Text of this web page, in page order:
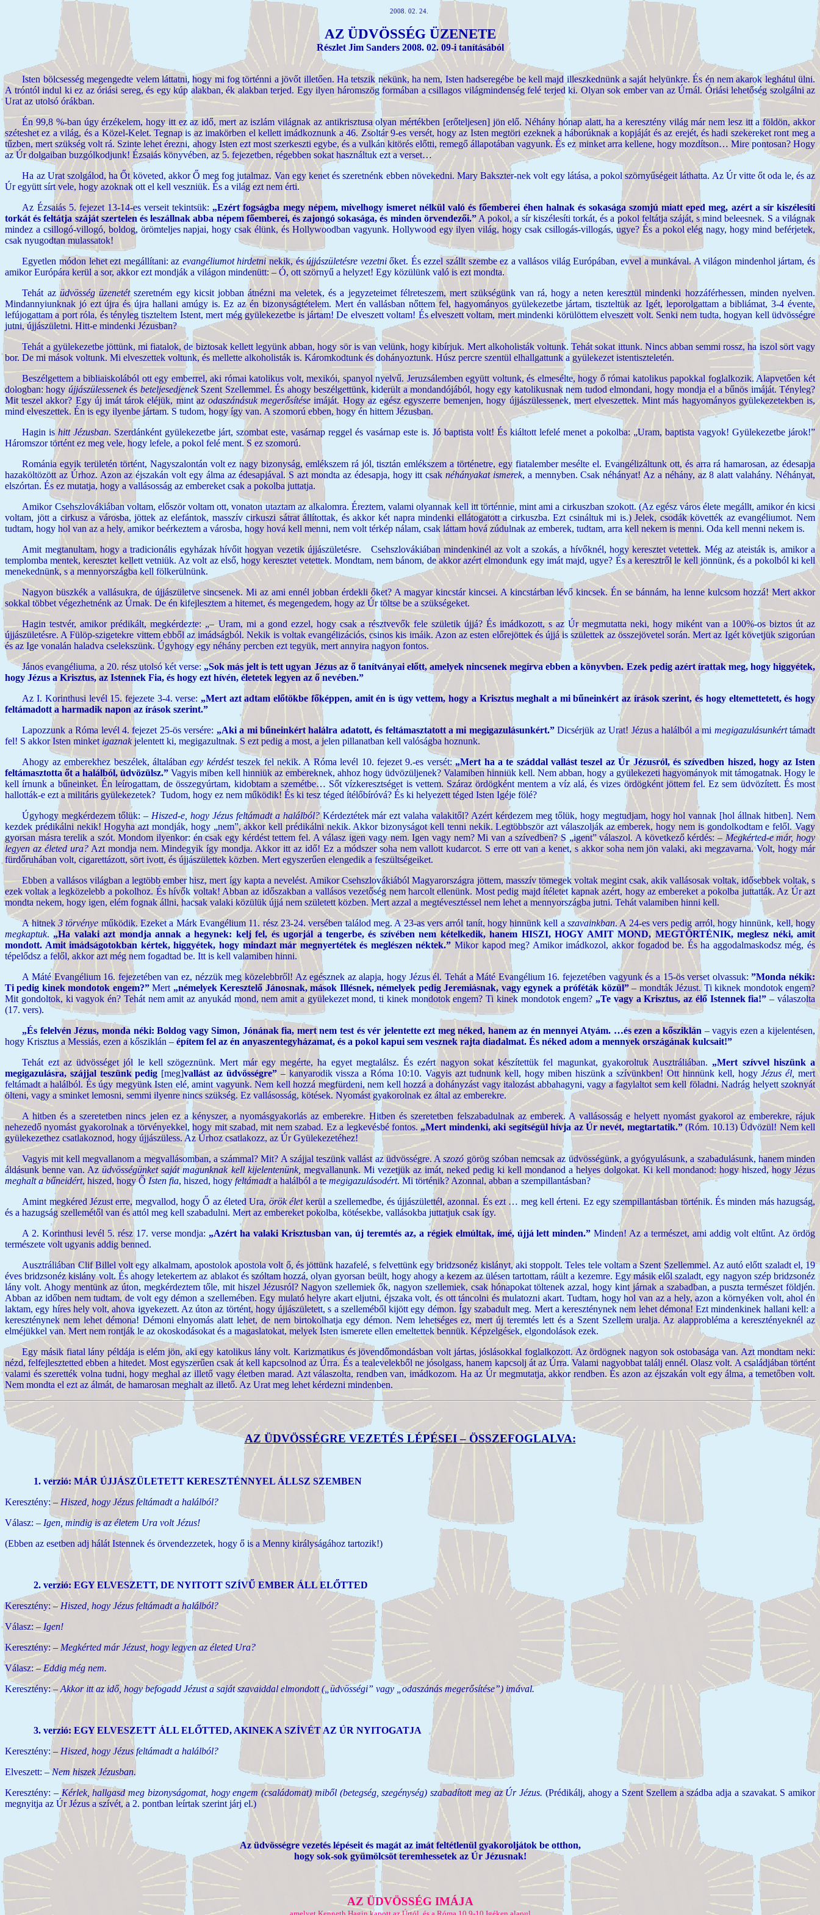
2008. 02. 24.
AZ ÜDVÖSSÉG ÜZENETE
Részlet Jim Sanders 2008. 02. 09-i tanításából
Isten bölcsesség megengedte velem láttatni, hogy mi fog történni a jövőt illetően. Ha tetszik nekünk, ha nem, Isten hadseregébe be kell majd illeszkednünk a saját helyünkre. És én nem akarok leghátul ülni.
A tróntól indul ki ez az óriási sereg, és egy kúp alakban, ék alakban terjed. Egy ilyen háromszög formában a csillagos világmindenség felé terjed ki. Olyan sok ember van az Úrnál. Óriási lehetőség szolgálni az
Urat az utolsó órákban.
Én 99,8 %-ban úgy érzékelem, hogy itt ez az idő, mert az iszlám világnak az antikrisztusa olyan mértékben [erőteljesen] jön elő. Néhány hónap alatt, ha a keresztény világ már nem lesz itt a földön, akkor
széteshet ez a világ, és a Közel-Kelet. Tegnap is az imakörben el kellett imádkoznunk a 46. Zsoltár 9-es versét, hogy az Isten megtöri ezeknek a háborúknak a kopjáját és az erejét, és hadi szekereket ront meg a
tűzben, mert szükség volt rá. Szinte lehet érezni, ahogy Isten ezt most szerkeszti egybe, és a vulkán kitörés előtti, remegő állapotában vagyunk. És ez minket arra kellene, hogy mozdítson… Mire pontosan? Hogy
az Úr dolgaiban buzgólkodjunk! Ézsaiás könyvében, az 5. fejezetben, régebben sokat használtuk ezt a verset…
Ha az Urat szolgálod, ha Őt követed, akkor Ő meg fog jutalmaz. Van egy kenet és szeretnénk ebben növekedni. Mary Bakszter-nek volt egy látása, a pokol szörnyűségeit láthatta. Az Úr vitte őt oda le, és az
Úr együtt sírt vele, hogy azoknak ott el kell veszniük. És a világ ezt nem érti.
Az Ézsaiás 5. fejezet 13-14-es verseit tekintsük: „Ezért fogságba megy népem, mivelhogy ismeret nélkül való és főemberei éhen halnak és sokasága szomjú miatt eped meg, azért a sír kiszélesíti
torkát és feltátja száját szertelen és leszállnak abba népem főemberei, és zajongó sokasága, és minden örvendezői.”A pokol, a sír kiszélesíti torkát, és a pokol feltátja száját, s mind beleesnek. S a világnak
mindez a csillogó-villogó, boldog, örömteljes napjai, hogy csak élünk, és Hollywoodban vagyunk. Hollywood egy ilyen világ, hogy csak csillogás-villogás, ugye? És a pokol elég nagy, hogy mind beférjetek,
csak nyugodtan mulassatok!
Egyetlen módon lehet ezt megállítani: az evangéliumot hirdetninekik, ésújjászületésre vezetniőket. És ezzel szállt szembe ez a vallásos világ Európában, evvel a munkával. A világon mindenhol jártam, és
amikor Európára kerül a sor, akkor ezt mondják a világon mindenütt: – Ó, ott szörnyű a helyzet! Egy közülünk való is ezt mondta.
Tehát azüdvösség üzenetétszeretném egy kicsit jobban átnézni ma veletek, és a jegyzeteimet félreteszem, mert szükségünk van rá, hogy a neten keresztül mindenki hozzáférhessen, minden nyelven.
Mindannyiunknak jó ezt újra és újra hallani amúgy is. Ez az én bizonyságtételem. Mert én vallásban nőttem fel, hagyományos gyülekezetbe jártam, tiszteltük az Igét, leporolgattam a bibliámat, 3-4 évente,
lefújogattam a port róla, és tényleg tiszteltem Istent, mert még gyülekezetbe is jártam! De elveszett voltam! És elveszett voltam, mert mindenki körülöttem elveszett volt. Senki nem tudta, hogyan kell üdvösségre
jutni, újjászületni. Hitt-e mindenki Jézusban?
Tehát a gyülekezetbe jöttünk, mi fiatalok, de biztosak kellett legyünk abban, hogy sör is van velünk, hogy kibírjuk. Mert alkoholisták voltunk. Tehát sokat ittunk. Nincs abban semmi rossz, ha iszol sört vagy
bor. De mi mások voltunk. Mi elveszettek voltunk, és mellette alkoholisták is. Káromkodtunk és dohányoztunk. Húsz percre szentül elhallgattunk a gyülekezet istentiszteletén.
Beszélgettem a bibliaiskolából ott egy emberrel, aki római katolikus volt, mexikói, spanyol nyelvű. Jeruzsálemben együtt voltunk, és elmesélte, hogy ő római katolikus papokkal foglalkozik. Alapvetően két
dologban: hogy újjászülessenekés beteljesedjenekSzent Szellemmel. És ahogy beszélgettünk, kiderült a mondandójából, hogy egy katolikusnak nem tudod elmondani, hogy mondja el a bűnös imáját. Tényleg?
Mit teszel akkor? Egy új imát tárok eléjük, mint azodaszánásuk megerősítése imáját. Hogy az egész egyszerre bemenjen, hogy újjászülessenek, mert elveszettek. Mint más hagyományos gyülekezetekben is,
mind elveszettek. Én is egy ilyenbe jártam. S tudom, hogy így van. A szomorú ebben, hogy én hittem Jézusban.
Hagin ishitt Jézusban. Szerdánként gyülekezetbe járt, szombat este, vasárnap reggel és vasárnap este is. Jó baptista volt! És kiáltott lefelé menet a pokolba: „Uram, baptista vagyok! Gyülekezetbe járok!”
Háromszor történt ez meg vele, hogy lefele, a pokol felé ment. S ez szomorú.
Románia egyik területén történt, Nagyszalontán volt ez nagy bizonyság, emlékszem rá jól, tisztán emlékszem a történetre, egy fiatalember mesélte el. Evangélizáltunk ott, és arra rá hamarosan, az édesapja
hazaköltözött az Úrhoz. Azon az éjszakán volt egy álma az édesapjával. S azt mondta az édesapja, hogy itt csaknéhányakat ismerek, a mennyben. Csak néhányat! Az a néhány, az 8 alatt valahány. Néhányat,
elszórtan. És ez mutatja, hogy a vallásosság az embereket csak a pokolba juttatja.
Amikor Csehszlovákiában voltam, először voltam ott, vonaton utaztam az alkalomra. Éreztem, valami olyannak kell itt történnie, mint ami a cirkuszban szokott. (Az egész város élete megállt, amikor én kicsi
voltam, jött a cirkusz a városba, jöttek az elefántok, masszív cirkuszi sátrat állítottak, és akkor két napra mindenki ellátogatott a cirkuszba. Ezt csináltuk mi is.) Jelek, csodák követték az evangéliumot. Nem
tudtam, hogy hol van az a hely, amikor beérkeztem a városba, hogy hová kell menni, nem volt térkép nálam, csak láttam hová zúdulnak az emberek, tudtam, arra kell nekem is menni. Oda kell menni nekem is.
Amit megtanultam, hogy a tradicionális egyházak hívőit hogyan vezetik újjászületésre. Csehszlovákiában mindenkinél az volt a szokás, a hívőknél, hogy keresztet vetettek. Még az ateisták is, amikor a
templomba mentek, keresztet kellett vetniük. Az volt az első, hogy keresztet vetettek. Mondtam, nem bánom, de akkor azért elmondunk egy imát majd, ugye? És a keresztről le kell jönnünk, és a pokolból ki kell
menekednünk, s a mennyországba kell fölkerülnünk.
Nagyon büszkék a vallásukra, de újjászületve sincsenek. Mi az ami ennél jobban érdekli őket? A magyar kincstár kincsei. A kincstárban lévő kincsek. Én se bánnám, ha lenne kulcsom hozzá! Mert akkor
sokkal többet végezhetnénk az Úrnak. De én kifejlesztem a hitemet, és megengedem, hogy az Úr töltse be a szükségeket.
Hagin testvér, amikor prédikált, megkérdezte: „– Uram, mi a gond ezzel, hogy csak a résztvevők fele születik újjá? És imádkozott, s az Úr megmutatta neki, hogy miként van a 100%-os biztos út az
újjászületésre. A Fülöp-szigetekre vittem ebből az imádságból. Nekik is voltak evangélizációs, csinos kis imáik. Azon az esten előrejöttek és újjá is születtek az összejövetel során. Mert az Igét követjük szigorúan
és az Ige vonalán haladva cselekszünk. Úgyhogy egy néhány percben ezt tegyük, mert annyira nagyon fontos.
János evangéliuma, a 20. rész utolsó két verse:„Sok más jelt is tett ugyan Jézus az ő tanítványai előtt, amelyek nincsenek megírva ebben a könyvben. Ezek pedig azért írattak meg, hogy higgyétek,
hogy Jézus a Krisztus, az Istennek Fia, és hogy ezt hívén, életetek legyen az ő nevében.”
Az I. Korinthusi levél 15. fejezete 3-4. verse: „Mert azt adtam előtökbe főképpen, amit én is úgy vettem, hogy a Krisztus meghalt a mi bűneinkért az írások szerint, és hogy eltemettetett, és hogy
feltámadott a harmadik napon az írások szerint.”
Lapozzunk a Róma levél 4. fejezet 25-ös versére: „Aki a mi bűneinkért halálra adatott, és feltámasztatott a mi megigazulásunkért.”Dicsérjük az Urat! Jézus a halálból a mi megigazulásunkérttámadt
fel! S akkor Isten minket igaznakjelentett ki, megigazultnak. S ezt pedig a most, a jelen pillanatban kell valóságba hoznunk.
Ahogy az emberekhez beszélek, általábanegy kérdéstteszek fel nekik. A Róma levél 10. fejezet 9.-es versét:„Mert ha a te száddal vallást teszel az Úr Jézusról, és szívedben hiszed, hogy az Isten
feltámasztotta őt a halálból, üdvözülsz.”Vagyis miben kell hinniük az embereknek, ahhoz hogy üdvözüljenek? Valamiben hinniük kell. Nem abban, hogy a gyülekezeti hagyományok mit támogatnak. Hogy le
kell írnunk a bűneinket. Én leírogattam, de összegyúrtam, kidobtam a szemétbe… Sőt vízkeresztséget is vettem. Száraz ördögként mentem a víz alá, és vizes ördögként jöttem fel. Ez sem üdvözített. És most
hallották-e ezt a militáris gyülekezetek? Tudom, hogy ez nem működik! És ki tesz téged ítélőbíróvá? És ki helyezett téged Isten Igéje fölé?
Úgyhogy megkérdezem tőlük: – Hiszed-e, hogy Jézus feltámadt a halálból?Kérdeztétek már ezt valaha valakitől? Azért kérdezem meg tőlük, hogy megtudjam, hogy hol vannak [hol állnak hitben]. Nem
kezdek prédikálni nekik! Hogyha azt mondják, hogy „nem”, akkor kell prédikálni nekik. Akkor bizonyságot kell tenni nekik. Legtöbbször azt válaszolják az emberek, hogy nem is gondolkodtam e felől. Vagy
gyorsan másra terelik a szót. Mondom ilyenkor: én csak egy kérdést tettem fel. A válasz igen vagy nem. Igen vagy nem? Mi van a szívedben? S „igent” válaszol. A következő kérdés: – Megkérted-e már, hogy
legyen az életed ura?Azt mondja nem. Mindegyik így mondja. Akkor itt az idő! Ez a módszer soha nem vallott kudarcot. S erre ott van a kenet, s akkor soha nem jön valaki, aki megzavarna. Volt, hogy már
fürdőruhában volt, cigarettázott, sört ivott, és újjászülettek közben. Mert egyszerűen elengedik a feszültségeiket.
Ebben a vallásos világban a legtöbb ember hisz, mert így kapta a nevelést. Amikor Csehszlovákiából Magyarországra jöttem, masszív tömegek voltak megint csak, akik vallásosak voltak, idősebbek voltak, s
ezek voltak a legközelebb a pokolhoz. És hívők voltak! Abban az időszakban a vallásos vezetőség nem harcolt ellenünk. Most pedig majd ítéletet kapnak azért, hogy az embereket a pokolba juttatták. Az Úr azt
mondta nekem, hogy igen, elém fognak állni, hacsak valaki közülük újjá nem született közben. Mert azzal a megtévesztéssel nem lehet a mennyországba jutni. Tehát valamiben hinni kell.
A hitnek3 törvénye működik. Ezeket a Márk Evangélium 11. rész 23-24. versében találod meg. A 23-as vers arról tanít, hogy hinnünk kell aszavainkban. A 24-es vers pedig arról, hogy hinnünk, kell, hogy
megkaptuk. „Ha valaki azt mondja annak a hegynek: kelj fel, és ugorjál a tengerbe, és szívében nem kételkedik, hanem HISZI, HOGY AMIT MOND, MEGTÖRTÉNIK, meglesz néki, amit
mondott. Amit imádságotokban kértek, higgyétek, hogy mindazt már megnyertétek és meglészen néktek.” Mikor kapod meg? Amikor imádkozol, akkor fogadod be. És ha aggodalmaskodsz még, és
tépelődsz a felől, akkor azt még nem fogadtad be. Itt is kell valamiben hinni.
A Máté Evangélium 16. fejezetében van ez, nézzük meg közelebbről! Az egésznek az alapja, hogy Jézus él. Tehát a Máté Evangélium 16. fejezetében vagyunk és a 15-ös verset olvassuk:”Monda nékik:
Ti pedig kinek mondotok engem?”Mert „némelyek Keresztelő Jánosnak, mások Illésnek, némelyek pedig Jeremiásnak, vagy egynek a próféták közül”– mondták Jézust. Ti kiknek mondotok engem?
Mit gondoltok, ki vagyok én? Tehát nem amit az anyukád mond, nem amit a gyülekezet mond, ti kinek mondotok engem? Ti kinek mondotok engem? „Te vagy a Krisztus, az élő Istennek fia!” – válaszolta
(17. vers).
„És felelvén Jézus, monda néki: Boldog vagy Simon, Jónának fia, mert nem test és vér jelentette ezt meg néked, hanem az én mennyei Atyám. …és ezen a kősziklán – vagyis ezen a kijelentésen,
hogy Krisztus a Messiás, ezen a kősziklán – építem fel az én anyaszentegyházamat, és a pokol kapui sem vesznek rajta diadalmat. És néked adom a mennyek országának kulcsait!”
Tehát ezt az üdvösséget jól le kell szögeznünk. Mert már egy megérte, ha egyet megtalálsz. És ezért nagyon sokat készítettük fel magunkat, gyakoroltuk Ausztráliában. „Mert szívvel hiszünk a
megigazulásra, szájjal teszünk pedig [meg]vallást az üdvösségre”– kanyarodik vissza a Róma 10:10. Vagyis azt tudnunk kell, hogy miben hiszünk a szívünkben! Ott hinnünk kell, hogyJézus él, mert
feltámadt a halálból. És úgy megyünk Isten elé, amint vagyunk. Nem kell hozzá megfürdeni, nem kell hozzá a dohányzást vagy italozást abbahagyni, vagy a fagylaltot sem kell föladni. Nadrág helyett szoknyát
ölteni, vagy a sminket lemosni, semmi ilyenre nincs szükség. Ez vallásosság, kötések. Nyomást gyakorolnak ez által az emberekre.
A hitben és a szeretetben nincs jelen ez a kényszer, a nyomásgyakorlás az emberekre. Hitben és szeretetben felszabadulnak az emberek. A vallásosság e helyett nyomást gyakorol az emberekre, rájuk
nehezedő nyomást gyakorolnak a törvényekkel, hogy mit szabad, mit nem szabad. Ez a legkevésbé fontos.„Mert mindenki, aki segítségül hívja az Úr nevét, megtartatik.”(Róm. 10.13) Üdvözül! Nem kell
gyülekezethez csatlakoznod, hogy újjászüless. Az Úrhoz csatlakozz, az Úr Gyülekezetéhez!
Vagyis mit kell megvallanom a megvallásomban, a számmal? Mit? A szájjal teszünk vallást az üdvösségre. Aszozó görög szóban nemcsak az üdvösségünk, a gyógyulásunk, a szabadulásunk, hanem minden
áldásunk benne van. Azüdvösségünket saját magunknak kell kijelentenünk, megvallanunk. Mi vezetjük az imát, neked pedig ki kell mondanod a helyes dolgokat. Ki kell mondanod: hogy hiszed, hogy Jézus
meghalt a bűneidért, hiszed, hogy ŐIsten fia, hiszed, hogyfeltámadta halálból a temegigazulásodért. Mi történik? Azonnal, abban a szempillantásban?
Amint megkéred Jézust erre, megvallod, hogy Ő az életed Ura, örök életkerül a szellemedbe, és újjászülettél, azonnal. És ezt … meg kell érteni. Ez egy szempillantásban történik. És minden más hazugság,
és a hazugság szellemétől van és attól meg kell szabadulni. Mert az embereket pokolba, kötésekbe, vallásokba juttatjuk csak így.
A 2. Korinthusi levél 5. rész 17. verse mondja: „Azért ha valaki Krisztusban van, új teremtés az, a régiek elmúltak, ímé, újjá lett minden.” Minden! Az a természet, ami addig volt eltűnt. Az ördög
természete volt ugyanis addig benned.
Ausztráliában Clif Billel volt egy alkalmam, apostolok apostola volt ő, és jöttünk hazafelé, s felvettünk egy bridzsonéz kislányt, aki stoppolt. Teles tele voltam a Szent Szellemmel. Az autó előtt szaladt el, 19
éves bridzsonéz kislány volt. És ahogy letekertem az ablakot és szóltam hozzá, olyan gyorsan beült, hogy ahogy a kezem az ülésen tartottam, ráült a kezemre. Egy másik elől szaladt, egy nagyon szép bridzsonéz
lány volt. Ahogy mentünk az úton, megkérdeztem tőle, mit hiszel Jézusról? Nagyon szellemiek ők, nagyon szellemiek, csak hónapokat töltenek azzal, hogy kint járnak a szabadban, a puszta természet földjén.
Abban az időben nem tudtam, de volt egy démon a szellemében. Egy mulató helyre akart eljutni, éjszaka volt, és ott táncolni és mulatozni akart. Tudtam, hogy hol van az a hely, azon a környéken volt, ahol én
laktam, egy híres hely volt, ahova igyekezett. Az úton az történt, hogy újjászületett, s a szelleméből kijött egy démon. Így szabadult meg. Mert a kereszténynek nem lehet démona! Ezt mindenkinek hallani kell: a
kereszténynek nem lehet démona! Démoni elnyomás alatt lehet, de nem birtokolhatja egy démon. Nem lehetséges ez, mert új teremtés lett és a Szent Szellem uralja. Az alapprobléma a keresztényeknél az
elméjükkel van. Mert nem rontják le az okoskodásokat és a magaslatokat, melyek Isten ismerete ellen emeltettek bennük. Képzelgések, elgondolások ezek.
Egy másik fiatal lány példája is elém jön, aki egy katolikus lány volt. Karizmatikus és jövendőmondásban volt jártas, jóslásokkal foglalkozott. Az ördögnek nagyon sok ostobasága van. Azt mondtam neki:
nézd, felfejlesztetted ebben a hitedet. Most egyszerűen csak át kell kapcsolnod az Úrra. És a tealevelekből ne jósolgass, hanem kapcsolj át az Úrra. Valami nagyobbat találj ennél. Olasz volt. A családjában történt
valami és szerették volna tudni, hogy meghal az illető vagy életben marad. Azt válaszolta, rendben van, imádkozom. Ha az Úr megmutatja, akkor rendben. És azon az éjszakán volt egy álma, a temetőben volt.
Nem mondta el ezt az álmát, de hamarosan meghalt az illető. Az Urat meg lehet kérdezni mindenben.
AZ ÜDVÖSSÉGRE VEZETÉS LÉPÉSEI – ÖSSZEFOGLALVA:
1. verzió: MÁR ÚJJÁSZÜLETETT KERESZTÉNNYEL ÁLLSZ SZEMBEN
Keresztény: – Hiszed, hogy Jézus feltámadt a halálból?
Válasz: – Igen, mindig is az életem Ura volt Jézus!
(Ebben az esetben adj hálát Istennek és örvendezzetek, hogy ő is a Menny királyságához tartozik!)
2. verzió: EGY ELVESZETT, DE NYITOTT SZÍVŰ EMBER ÁLL ELŐTTED
Keresztény: –Hiszed, hogy Jézus feltámadt a halálból?
Válasz: – Igen!
Keresztény: – Megkérted már Jézust, hogy legyen az életed Ura?
Válasz:– Eddig még nem.
Keresztény:– Akkor itt az idő, hogy befogadd Jézust a saját szavaiddal elmondott („üdvösségi” vagy „odaszánás megerősítése”) imával.
3. verzió: EGY ELVESZETT ÁLL ELŐTTED, AKINEK A SZÍVÉT AZ ÚR NYITOGATJA
Keresztény:– Hiszed, hogy Jézus feltámadt a halálból?
Elveszett: – Nem hiszek Jézusban.
Keresztény: – Kérlek, hallgasd meg bizonyságomat, hogy engem (családomat) miből (betegség, szegénység) szabadított meg az Úr Jézus. (Prédikálj, ahogy a Szent Szellem a szádba adja a szavakat. S amikor
megnyitja az Úr Jézus a szívét, a 2. pontban leírtak szerint járj el.)
Az üdvösségre vezetés lépéseit és magát az imát feltétlenül gyakoroljátok be otthon,
hogy sok-sok gyümölcsöt teremhessetek az Úr Jézusnak!
AZ ÜDVÖSSÉG IMÁJA